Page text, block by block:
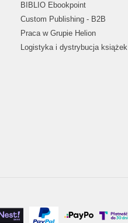
BIBLIO Ebookpoint
Custom Publishing - B2B
Praca w Grupie Helion
Logistyka i dystrybucja książek